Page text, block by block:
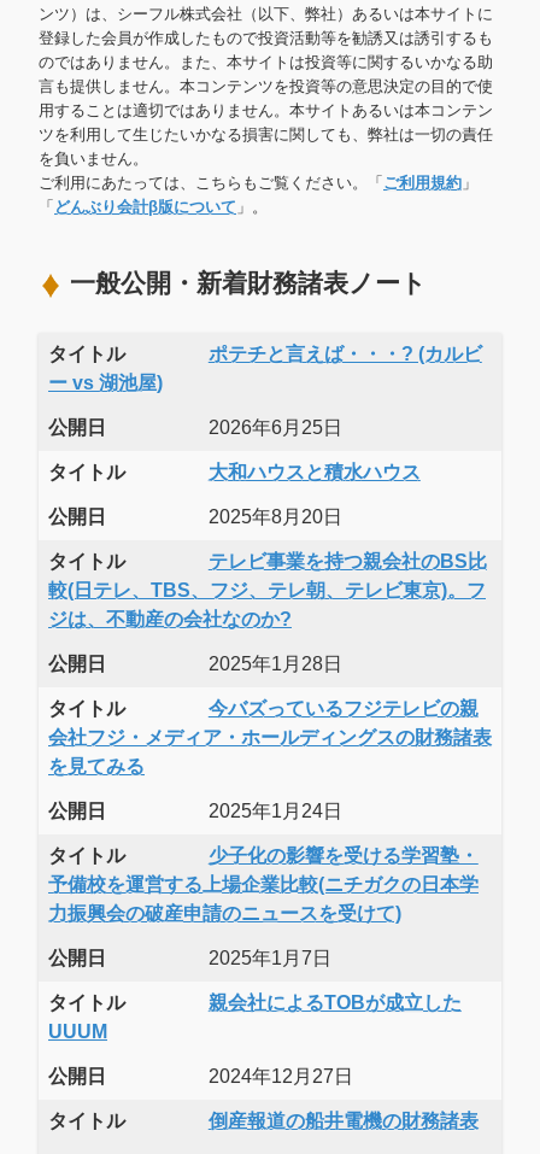
ンツ）は、シーフル株式会社（以下、弊社）あるいは本サイトに
登録した会員が作成したもので投資活動等を勧誘又は誘引するも
のではありません。また、本サイトは投資等に関するいかなる助
言も提供しません。本コンテンツを投資等の意思決定の目的で使
用することは適切ではありません。本サイトあるいは本コンテン
ツを利用して生じたいかなる損害に関しても、弊社は一切の責任
を負いません。
ご利用にあたっては、こちらもご覧ください。「 ご利用規約 」
「 どんぶり会計β版について 」。
一般公開・新着財務諸表ノート
タイトル
ポテチと言えば・・・? (カルビ
ー vs 湖池屋)
公開日 2026年6月25日
タイトル 大和ハウスと積水ハウス
公開日 2025年8月20日
タイトル
テレビ事業を持つ親会社のBS比
較(日テレ、TBS、フジ、テレ朝、テレビ東京)。フ
ジは、不動産の会社なのか?
公開日 2025年1月28日
タイトル
今バズっているフジテレビの親
会社フジ・メディア・ホールディングスの財務諸表
を見てみる
公開日 2025年1月24日
タイトル
少子化の影響を受ける学習塾・
予備校を運営する上場企業比較(ニチガクの日本学
力振興会の破産申請のニュースを受けて)
公開日 2025年1月7日
タイトル
親会社によるTOBが成立した
UUUM
公開日 2024年12月27日
タイトル 倒産報道の船井電機の財務諸表